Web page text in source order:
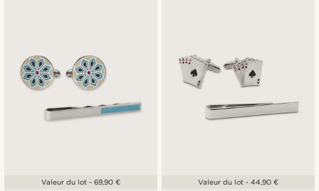
Valeur du lot - 69,90 € Valeur du lot - 44,90 €